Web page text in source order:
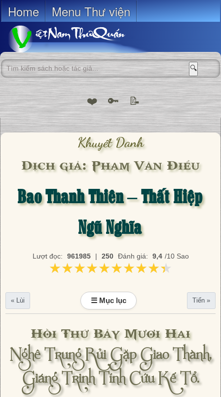
Home Menu Thư viện
🔍
❤️ 🔑 📝
Khuyết Danh
Dịch giả: Phạm Văn Điểu
Bao Thanh Thiên – Thất Hiệp
Ngũ Nghĩa
Lượt đọc: 961985 | 250 Đánh giá: 9,4 /10 Sao
★★★★★★★★★★
★★★★★★★★★★
« Lùi ☰ Mục lục Tiến »
Hồi Thứ Bảy Mươi Hai
Nghê Trung Rủi Gặp Giao Thành,
Giáng Trinh Tính Cứu Kế Tổ.